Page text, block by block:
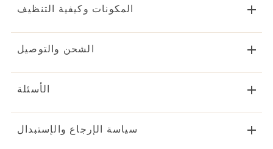
المكونات وكيفية التنظيف
الشحن والتوصيل
الأسئلة
سياسة الإرجاع والإستبدال